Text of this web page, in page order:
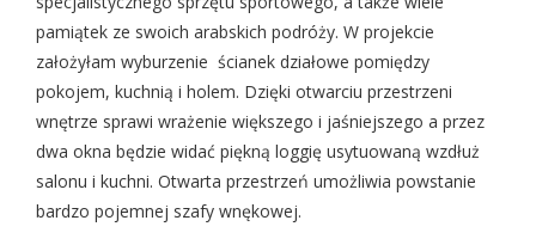
pamiątek ze swoich arabskich podróży. W projekcie
założyłam wyburzenie ścianek działowe pomiędzy
pokojem, kuchnią i holem. Dzięki otwarciu przestrzeni
wnętrze sprawi wrażenie większego i jaśniejszego a przez
dwa okna będzie widać piękną loggię usytuowaną wzdłuż
salonu i kuchni. Otwarta przestrzeń umożliwia powstanie
bardzo pojemnej szafy wnękowej.